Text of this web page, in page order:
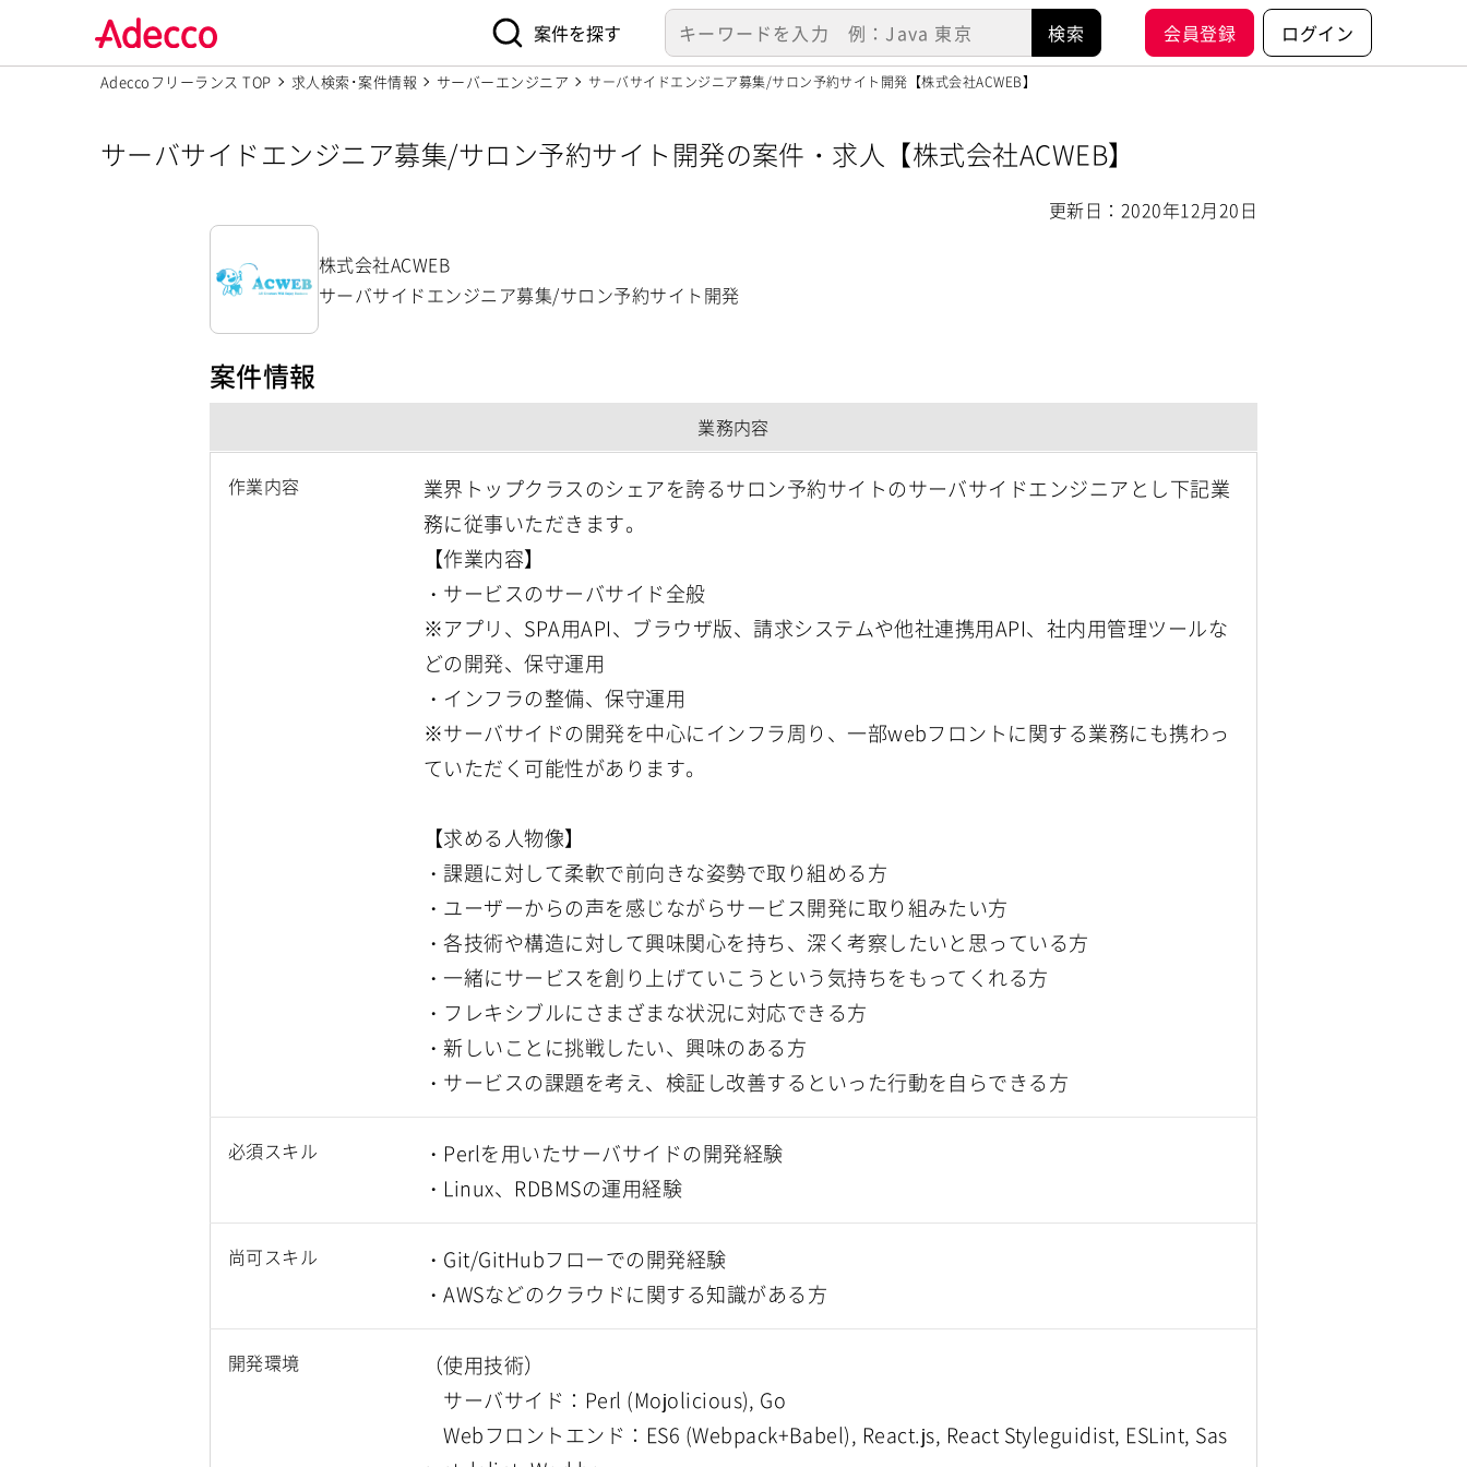
案件を探す 会員登録 ログイン
Adeccoフリーランス TOP 求人検索･案件情報 サーバーエンジニア サーバサイドエンジニア募集/サロン予約サイト開発【株式会社ACWEB】
サーバサイドエンジニア募集/サロン予約サイト開発の案件・求人【株式会社ACWEB】
更新日：2020年12月20日
株式会社ACWEB
サーバサイドエンジニア募集/サロン予約サイト開発
案件情報
業務内容
作業内容
業界トップクラスのシェアを誇るサロン予約サイトのサーバサイドエンジニアとし下記業
務に従事いただきます。
【作業内容】
・サービスのサーバサイド全般
※アプリ、SPA用API、ブラウザ版、請求システムや他社連携用API、社内用管理ツールな
どの開発、保守運用
・インフラの整備、保守運用
※サーバサイドの開発を中心にインフラ周り、一部webフロントに関する業務にも携わっ
ていただく可能性があります。
【求める人物像】
・課題に対して柔軟で前向きな姿勢で取り組める方
・ユーザーからの声を感じながらサービス開発に取り組みたい方
・各技術や構造に対して興味関心を持ち、深く考察したいと思っている方
・一緒にサービスを創り上げていこうという気持ちをもってくれる方
・フレキシブルにさまざまな状況に対応できる方
・新しいことに挑戦したい、興味のある方
・サービスの課題を考え、検証し改善するといった行動を自らできる方
必須スキル
・Perlを用いたサーバサイドの開発経験
・Linux、RDBMSの運用経験
尚可スキル
・Git/GitHubフローでの開発経験
・AWSなどのクラウドに関する知識がある方
開発環境
（使用技術）
サーバサイド：Perl (Mojolicious), Go
Webフロントエンド：ES6 (Webpack+Babel), React.js, React Styleguidist, ESLint, Sas